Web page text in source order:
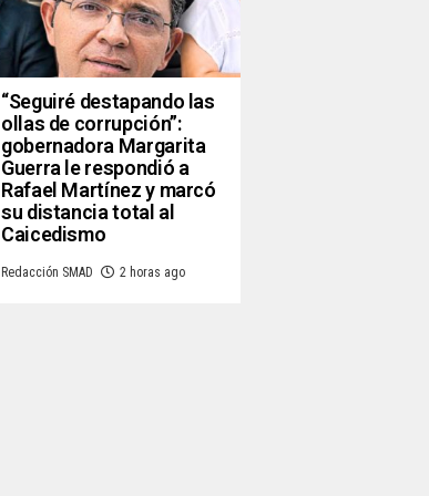
“Seguiré destapando las
ollas de corrupción”:
gobernadora Margarita
Guerra le respondió a
Rafael Martínez y marcó
su distancia total al
Caicedismo
Redacción SMAD 2 horas ago